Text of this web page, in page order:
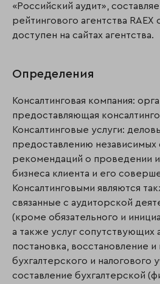
«Российский аудит»,
рейтингового агентства RAEX
доступен на сайтах агентства.
Определения
Консалтинговая компания:
предоставляющая
Консалтинговые услуги:
предоставлению независимых
рекомендаций о проведении
бизнеса клиента и его
Консалтинговыми являются
связанные с аудиторской
(кроме обязательного и
а также услуг сопутствующих
постановка, восстановление
бухгалтерского и налогового
составление бухгалтерской